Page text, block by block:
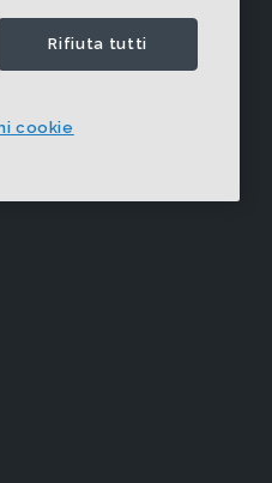
Rifiuta tutti
cookie